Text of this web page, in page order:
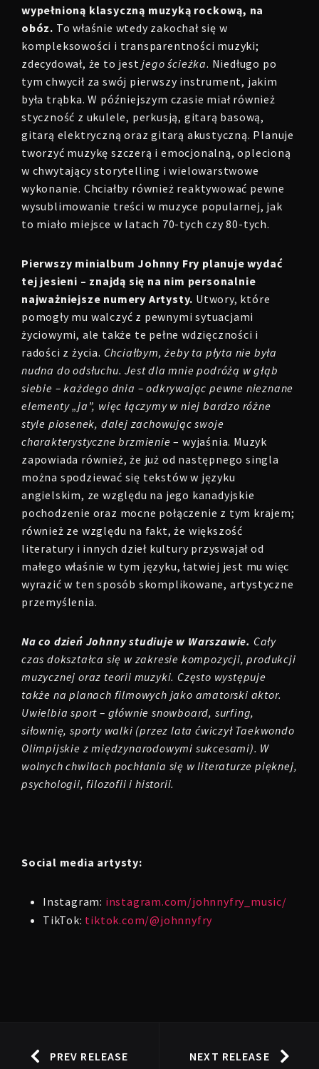
wypełnioną klasyczną muzyką rockową, na
obóz. To właśnie wtedy zakochał się w
kompleksowości i transparentności muzyki;
zdecydował, że to jestjego ścieżka. Niedługo po
tym chwycił za swój pierwszy instrument, jakim
była trąbka. W późniejszym czasie miał również
styczność z ukulele, perkusją, gitarą basową,
gitarą elektryczną oraz gitarą akustyczną. Planuje
tworzyć muzykę szczerą i emocjonalną, oplecioną
w chwytający storytelling i wielowarstwowe
wykonanie. Chciałby również reaktywować pewne
wysublimowanie treści w muzyce popularnej, jak
to miało miejsce w latach 70-tych czy 80-tych.
Pierwszy minialbum Johnny Fry planuje wydać
tej jesieni – znajdą się na nim personalnie
najważniejsze numery Artysty. Utwory, które
pomogły mu walczyć z pewnymi sytuacjami
życiowymi, ale także te pełne wdzięczności i
radości z życia. Chciałbym, żeby ta płyta nie była
nudna do odsłuchu. Jest dla mnie podróżą w głąb
siebie – każdego dnia – odkrywając pewne nieznane
elementy „ja”, więc łączymy w niej bardzo różne
style piosenek, dalej zachowując swoje
charakterystyczne brzmienie– wyjaśnia. Muzyk
zapowiada również, że już od następnego singla
można spodziewać się tekstów w języku
angielskim, ze względu na jego kanadyjskie
pochodzenie oraz mocne połączenie z tym krajem;
również ze względu na fakt, że większość
literatury i innych dzieł kultury przyswajał od
małego właśnie w tym języku, łatwiej jest mu więc
wyrazić w ten sposób skomplikowane, artystyczne
przemyślenia.
Na co dzień Johnny studiuje w Warszawie. Cały
czas dokształca się w zakresie kompozycji, produkcji
muzycznej oraz teorii muzyki. Często występuje
także na planach filmowych jako amatorski aktor.
Uwielbia sport – głównie snowboard, surfing,
siłownię, sporty walki (przez lata ćwiczył Taekwondo
Olimpijskie z międzynarodowymi sukcesami). W
wolnych chwilach pochłania się w literaturze pięknej,
psychologii, filozofii i historii.
Social media artysty:
Instagram: instagram.com/johnnyfry_music/
TikTok: tiktok.com/@johnnyfry
PREV RELEASE NEXT RELEASE